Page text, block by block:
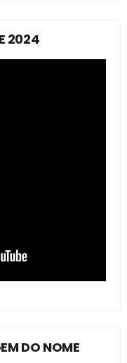
2024
DO NOME